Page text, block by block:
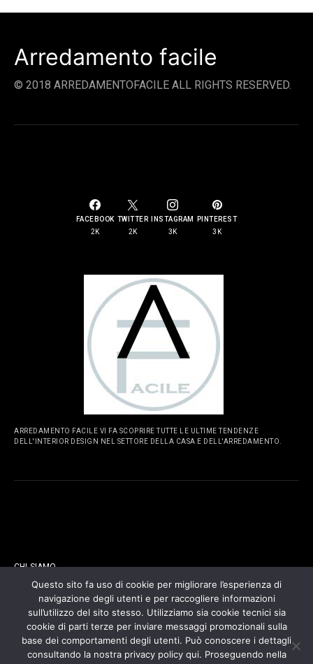
Arredamento facile
© 2018 ARREDAMENTOFACILE ALL RIGHTS RESERVED.
FACEBOOK
2K
TWITTER
2K
INSTAGRAM
3K
PINTEREST
3K
ARREDAMENTO FACILE VI FA SCOPRIRE TUTTE LE ULTIME TENDENZE
DELL'INTERIOR DESIGN NEL SETTORE DELLA CASA E DELL'ARREDAMENTO.
CHI SIAMO
CONTATTI
COOKIES POLICY
Questo sito fa uso di cookie per migliorare l’esperienza di
navigazione degli utenti e per raccogliere informazioni
sull’utilizzo del sito stesso. Utilizziamo sia cookie tecnici sia
cookie di parti terze per inviare messaggi promozionali sulla
base dei comportamenti degli utenti. Può conoscere i dettagli
consultando la nostra privacy policy qui. Proseguendo nella